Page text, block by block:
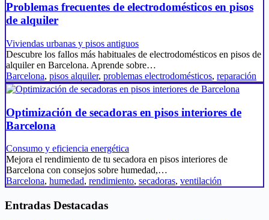
Problemas frecuentes de electrodomésticos en pisos
de alquiler
Viviendas urbanas y pisos antiguos
Descubre los fallos más habituales de electrodomésticos en pisos de
alquiler en Barcelona. Aprende sobre…
Barcelona, pisos alquiler, problemas electrodomésticos, reparación
Optimización de secadoras en pisos interiores de
Barcelona
Consumo y eficiencia energética
Mejora el rendimiento de tu secadora en pisos interiores de
Barcelona con consejos sobre humedad,…
Barcelona, humedad, rendimiento, secadoras, ventilación
Entradas Destacadas